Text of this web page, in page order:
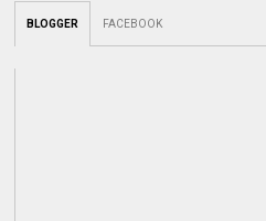
BLOGGER FACEBOOK